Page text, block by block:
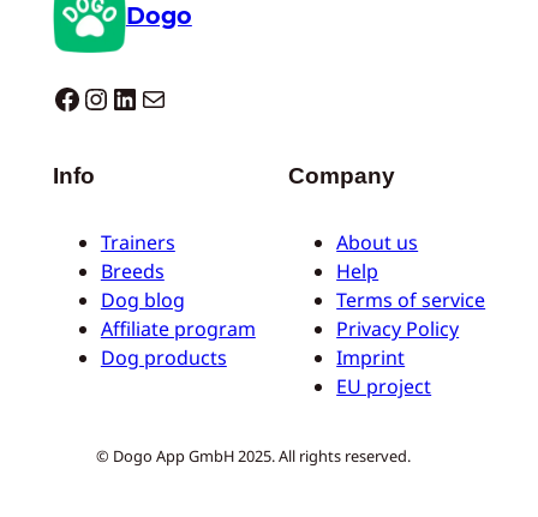
Dogo
Dogo facebook InstagramLinkedIn E-mail
Info
Trainers
Breeds
Dog blog
Affiliate program
Dog products
Company
About us
Help
Terms of service
Privacy Policy
Imprint
EU project
© Dogo App GmbH 2025. All rights reserved.